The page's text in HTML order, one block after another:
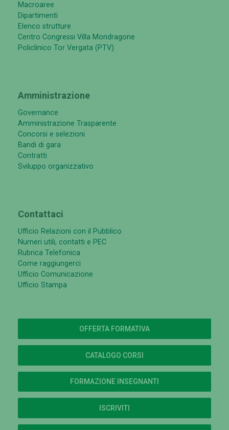
Macroaree
Dipartimenti
Elenco strutture
Centro Congressi Villa Mondragone
Policlinico Tor Vergata (PTV)
Amministrazione
Governance
Amministrazione Trasparente
Concorsi e selezioni
Bandi di gara
Contratti
Sviluppo organizzativo
Contattaci
Ufficio Relazioni con il Pubblico
Numeri utili, contatti e PEC
Rubrica Telefonica
Come raggiungerci
Ufficio Comunicazione
Ufficio Stampa
OFFERTA FORMATIVA
CATALOGO CORSI
FORMAZIONE INSEGNANTI
ISCRIVITI